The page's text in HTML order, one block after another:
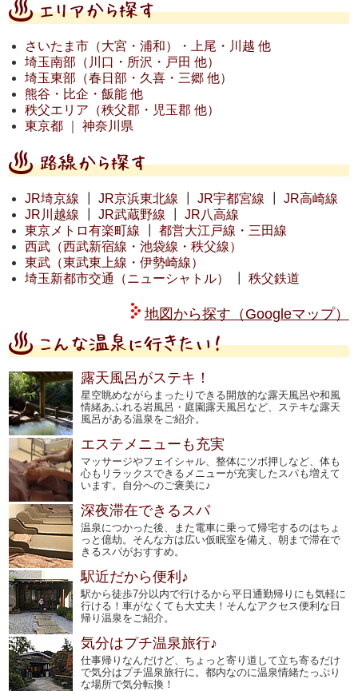
さいたま市（大宮・浦和）・上尾・川越 他
埼玉南部（川口・所沢・戸田 他）
埼玉東部（春日部・久喜・三郷 他）
熊谷・比企・飯能 他
秩父エリア（秩父郡・児玉郡 他）
東京都 ｜神奈川県
JR埼京線 ┃JR京浜東北線 ┃JR宇都宮線 ┃JR高崎線
JR川越線 ┃JR武蔵野線 ┃JR八高線
東京メトロ有楽町線 ┃都営大江戸線・三田線
西武（西武新宿線・池袋線・秩父線）
東武（東武東上線・伊勢崎線）
埼玉新都市交通（ニューシャトル）
┃秩父鉄道
地図から探す（Googleマップ）
露天風呂がステキ！
星空眺めながらまったりできる開放的な露天風呂や和風
情緒あふれる岩風呂・庭園露天風呂など、ステキな露天
風呂がある温泉をご紹介。
エステメニューも充実
マッサージやフェイシャル、整体にツボ押しなど、体も
心もリラックスできるメニューが充実したスパも増えて
います。自分へのご褒美に♪
深夜滞在できるスパ
温泉につかった後、また電車に乗って帰宅するのはちょ
っと億劫。そんな方は広い仮眠室を備え、朝まで滞在で
きるスパがおすすめ。
駅近だから便利♪
駅から徒歩7分以内で行けるから平日通勤帰りにも気軽に
行ける！車がなくても大丈夫！そんなアクセス便利な日
帰り温泉をご紹介。
気分はプチ温泉旅行♪
仕事帰りなんだけど、ちょっと寄り道して立ち寄るだけ
で気分はプチ温泉旅行に。都内なのに温泉情緒たっぷり
な場所で気分転換！